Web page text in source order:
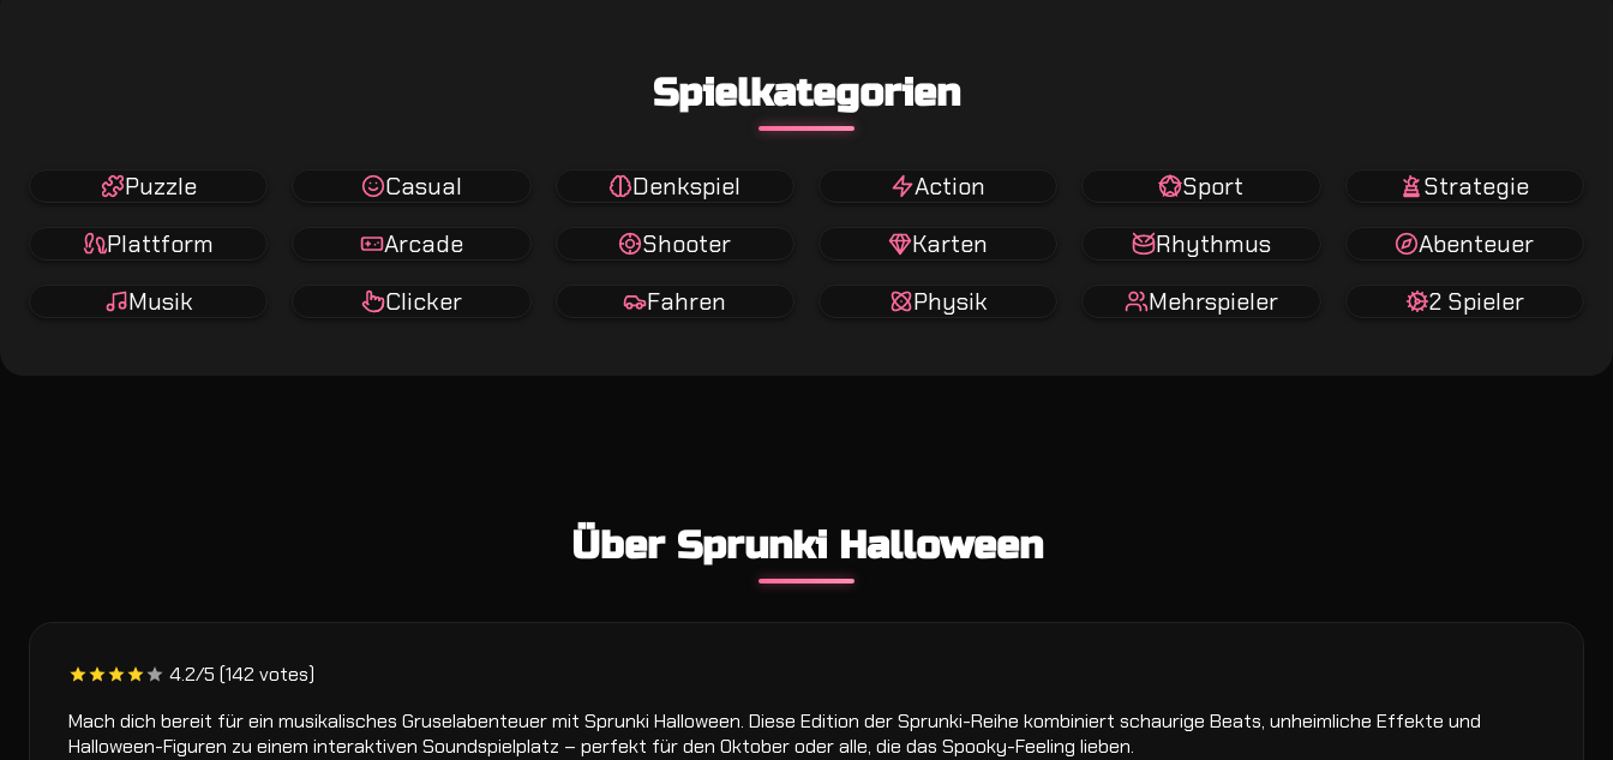
Spielkategorien
Puzzle Casual Denkspiel Action Sport
Strategie
Plattform
Arcade Shooter Karten Rhythmus
Abenteuer
Musik
Clicker Fahren Physik Mehrspieler 2 Spieler
Über Sprunki Halloween
4.2/5 (142 votes)
Mach dich bereit für ein musikalisches Gruselabenteuer mit Sprunki Halloween. Diese Edition der Sprunki-Reihe kombiniert schaurige Beats, unheimliche Effekte und
Halloween-Figuren zu einem interaktiven Soundspielplatz – perfekt für den Oktober oder alle, die das Spooky-Feeling lieben.